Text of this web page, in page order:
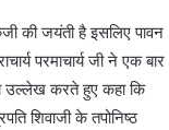
की जयंती है इसलिए पावन
परमाचार्य जी ने एक बार
उल्लेख करते हुए कहा कि
शिवाजी के तपोनिष्ठ